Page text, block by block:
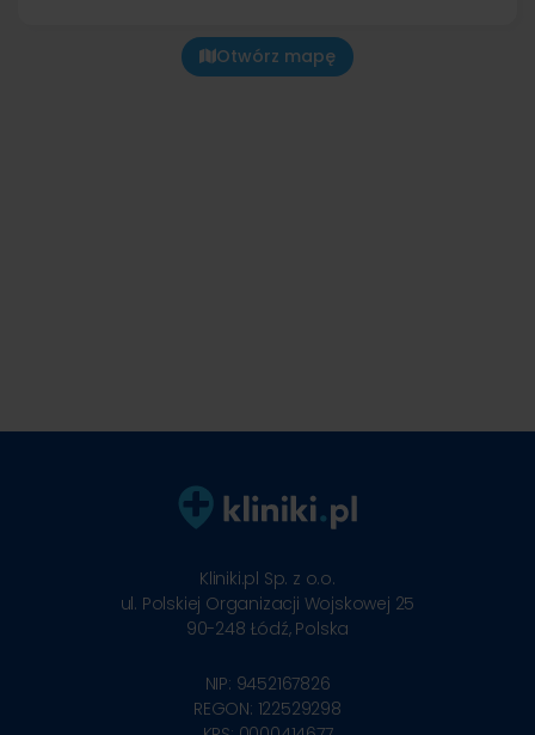
Otwórz mapę
Kliniki.pl Sp. z o.o.
ul. Polskiej Organizacji Wojskowej 25
90-248 Łódź, Polska
NIP: 9452167826
REGON: 122529298